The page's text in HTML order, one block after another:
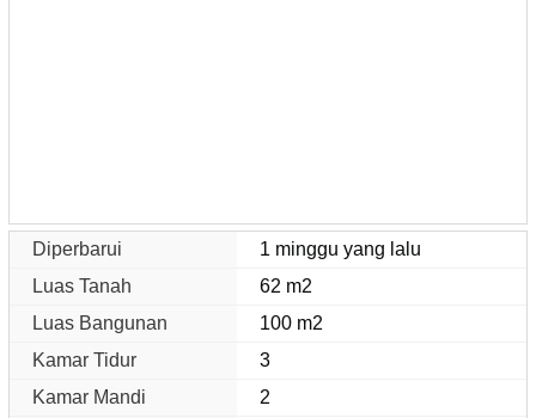
Diperbarui
1 minggu yang lalu
Luas Tanah
62 m2
Luas Bangunan
100 m2
Kamar Tidur
3
Kamar Mandi
2